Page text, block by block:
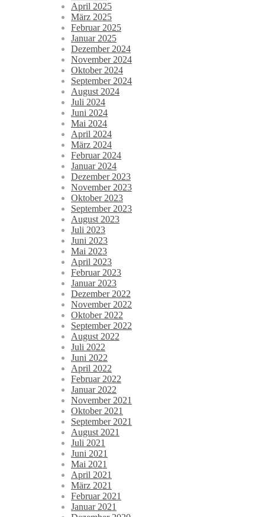
April 2025
März 2025
Februar 2025
Januar 2025
Dezember 2024
November 2024
Oktober 2024
September 2024
August 2024
Juli 2024
Juni 2024
Mai 2024
April 2024
März 2024
Februar 2024
Januar 2024
Dezember 2023
November 2023
Oktober 2023
September 2023
August 2023
Juli 2023
Juni 2023
Mai 2023
April 2023
Februar 2023
Januar 2023
Dezember 2022
November 2022
Oktober 2022
September 2022
August 2022
Juli 2022
Juni 2022
April 2022
Februar 2022
Januar 2022
November 2021
Oktober 2021
September 2021
August 2021
Juli 2021
Juni 2021
Mai 2021
April 2021
März 2021
Februar 2021
Januar 2021